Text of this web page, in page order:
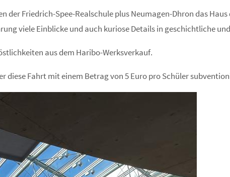
der Friedrich-Spee-Realschule plus Neumagen-Dhron das
viele Einblicke und auch kuriose Details in geschichtliche
aus dem Haribo-Werksverkauf.
diese Fahrt mit einem Betrag von 5 Euro pro Schüler